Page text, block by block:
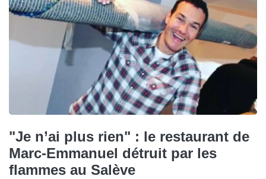
"Je n’ai plus rien" : le restaurant de
Marc-Emmanuel détruit par les
flammes au Salève